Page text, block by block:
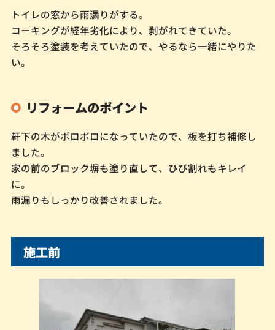
トイレの窓から雨漏りがする。
コーキングが経年劣化により、剥がれてきていた。
そろそろ塗装を考えていたので、やるなら一緒にやりた
い。
リフォームのポイント
軒下の木がボロボロになっていたので、板を打ち補修し
ました。
家の前のブロック塀も塗り直して、ひび割れもキレイ
に。
雨漏りもしっかり改善されました。
施工前